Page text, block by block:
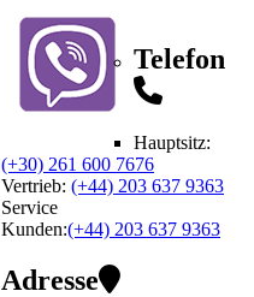
Telefon
Hauptsitz:
(+30) 261 600 7676
Vertrieb: (+44) 203 637 9363
Service
Kunden:(+44) 203 637 9363
Adresse